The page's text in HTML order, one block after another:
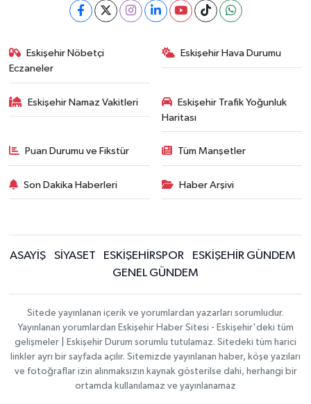
Eskişehir Nöbetçi
Eczaneler
Eskişehir Hava Durumu
Eskişehir Namaz Vakitleri
Eskişehir Trafik Yoğunluk
Haritası
Puan Durumu ve Fikstür Tüm Manşetler
Son Dakika Haberleri Haber Arşivi
ASAYİŞ SİYASET ESKİŞEHİRSPOR
ESKİŞEHİR GÜNDEM
GENEL GÜNDEM
Sitede yayınlanan içerik ve yorumlardan yazarları sorumludur.
Yayınlanan yorumlardan Eskişehir Haber Sitesi - Eskişehir'deki tüm
gelişmeler | Eskişehir Durum sorumlu tutulamaz. Sitedeki tüm harici
linkler ayrı bir sayfada açılır. Sitemizde yayınlanan haber, köşe yazıları
ve fotoğraflar izin alınmaksızın kaynak gösterilse dahi, herhangi bir
ortamda kullanılamaz ve yayınlanamaz